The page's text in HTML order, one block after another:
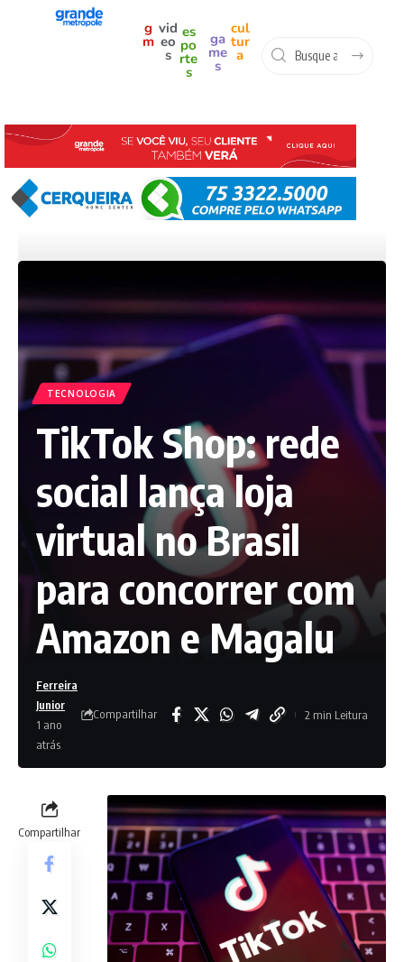
g
m
vid
eo
s
es
po
rte
s
ga
me
s
cul
tur
a
TECNOLOGIA
TikTok Shop: rede
social lança loja
virtual no Brasil
para concorrer com
Amazon e Magalu
Ferreira
Junior
1 ano
atrás
Compartilhar 2 min Leitura
Compartilhar